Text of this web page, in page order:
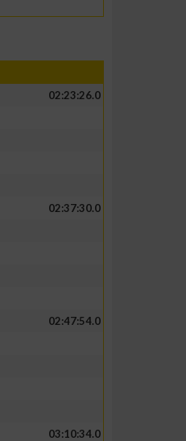
02:23:26.0
02:37:30.0
02:47:54.0
03:10:34.0